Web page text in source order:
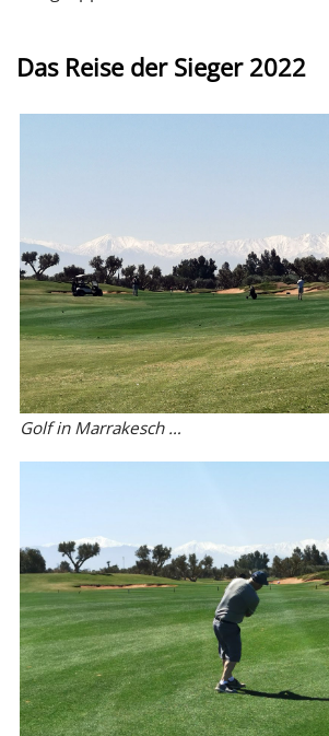
Das Reise der Sieger 2022
Golf in Marrakesch …